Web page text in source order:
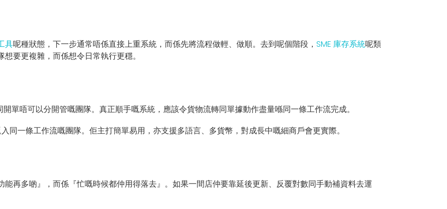
具呢種狀態，下一步通常唔係直接上重系統，而係先將流程做輕、做順。去到呢個階段， SME 庫存系統呢類
要更複雜，而係想令日常執行更穩。
單唔可以分開管嘅團隊。真正順手嘅系統，應該令貨物流轉同單據動作盡量喺同一條工作流完成。
同一條工作流嘅團隊。佢主打簡單易用，亦支援多語言、多貨幣，對成長中嘅細商戶會更實際。
再多啲』，而係『忙嘅時候都仲用得落去』。如果一間店仲要靠延後更新、反覆對數同手動補資料去運